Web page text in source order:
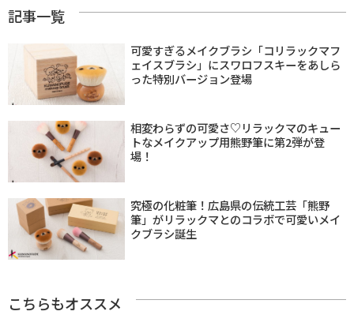
記事一覧
可愛すぎるメイクブラシ「コリラックマフ
ェイスブラシ」にスワロフスキーをあしら
った特別バージョン登場
相変わらずの可愛さ♡リラックマのキュー
トなメイクアップ用熊野筆に第2弾が登
場！
究極の化粧筆！広島県の伝統工芸「熊野
筆」がリラックマとのコラボで可愛いメイ
クブラシ誕生
こちらもオススメ